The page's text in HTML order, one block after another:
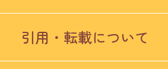
引用・転載について